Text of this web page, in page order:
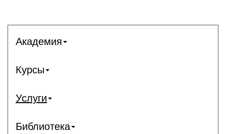
Академия
Курсы
Услуги
Библиотека